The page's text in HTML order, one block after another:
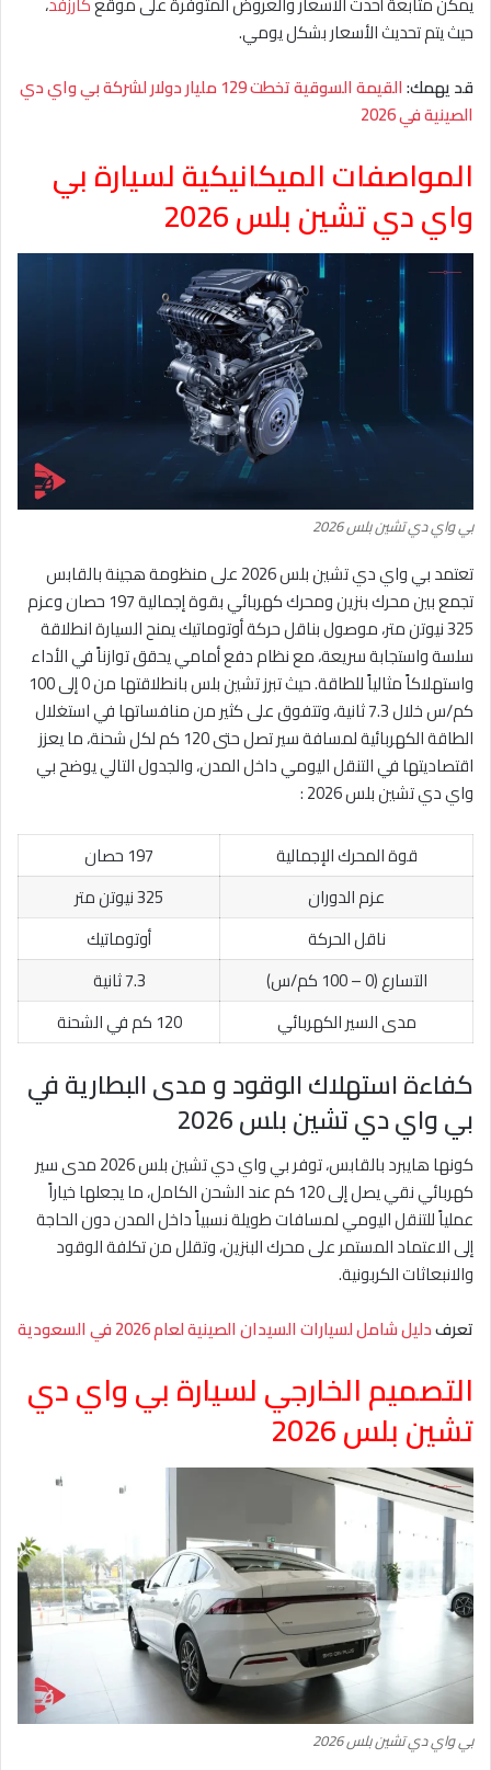
حيث يتم تحديث الأسعار بشكل يومي.
قد يهمك:
القيمة السوقية تخطت 129 مليار دولار لشركة بي واي دي
الصينية في 2026
المواصفات الميكانيكية لسيارة بي
واي دي تشين بلس 2026
بي واي دي تشين بلس 2026
تعتمد بي واي دي تشين بلس 2026 على منظومة هجينة بالقابس
تجمع بين محرك بنزين ومحرك كهربائي بقوة إجمالية 197 حصان وعزم
325 نيوتن متر، موصول بناقل حركة أوتوماتيك يمنح السيارة انطلاقة
سلسة واستجابة سريعة، مع نظام دفع أمامي يحقق توازناً في الأداء
واستهلاكاً مثالياً للطاقة. حيث تبرز تشين بلس بانطلاقتها من 0 إلى 100
كم/س خلال 7.3 ثانية، وتتفوق على كثير من منافساتها في استغلال
الطاقة الكهربائية لمسافة سير تصل حتى 120 كم لكل شحنة، ما يعزز
اقتصاديتها في التنقل اليومي داخل المدن، والجدول التالي يوضح بي
واي دي تشين بلس 2026 :
قوة المحرك الإجمالية
197 حصان
عزم الدوران
325 نيوتن متر
ناقل الحركة
أوتوماتيك
التسارع (0 – 100 كم/س)
7.3 ثانية
مدى السير الكهربائي
120 كم في الشحنة
كفاءة استهلاك الوقود و مدى البطارية في
بي واي دي تشين بلس 2026
كونها هايبرد بالقابس، توفر بي واي دي تشين بلس 2026 مدى سير
كهربائي نقي يصل إلى 120 كم عند الشحن الكامل، ما يجعلها خياراً
عملياً للتنقل اليومي لمسافات طويلة نسبياً داخل المدن دون الحاجة
إلى الاعتماد المستمر على محرك البنزين، وتقلل من تكلفة الوقود
والانبعاثات الكربونية.
تعرفدليل شامل لسيارات السيدان الصينية لعام 2026 في السعودية
التصميم الخارجي لسيارة بي واي دي
تشين بلس 2026
بي واي دي تشين بلس 2026